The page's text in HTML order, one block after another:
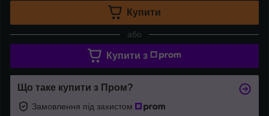
Купити
або
Купити з
Що таке купити з Пром?
Замовлення під захистом